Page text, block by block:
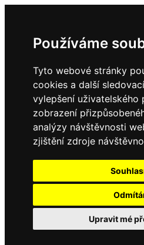
Používáme
Tyto webové stránky
cookies a další
vylepšení uživatelského
zobrazení
analýzy návštěvnosti
zjištění zdroje
Upravit mé